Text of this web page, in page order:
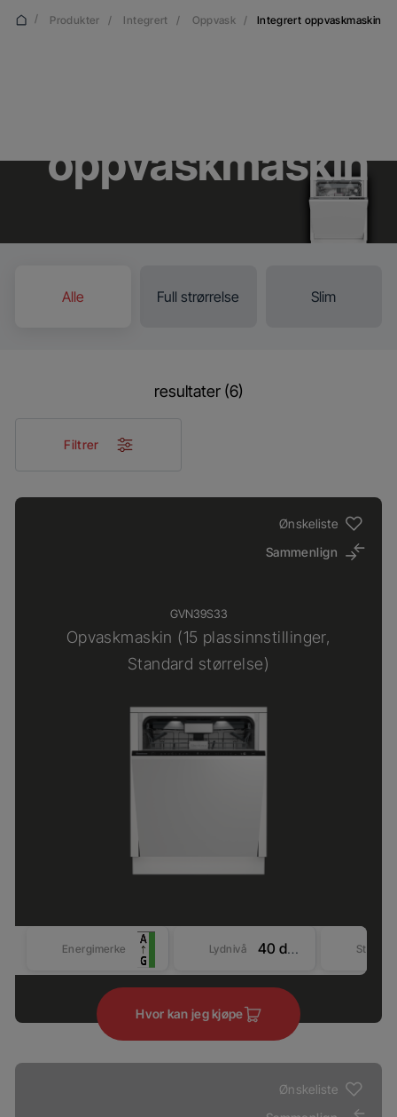
/ Produkter / Integrert / Oppvask / Integrert oppvaskmaskin
oppvaskmaskin
Alle Full strørrelse Slim
resultater (6)
Filtrer
Ønskeliste
Sammenlign
GVN39S33
Opvaskmaskin (15 plassinnstillinger,
Standard størrelse)
Energimerke Lydnivå 40 dBA
Hvor kan jeg kjøpe
Ønskeliste